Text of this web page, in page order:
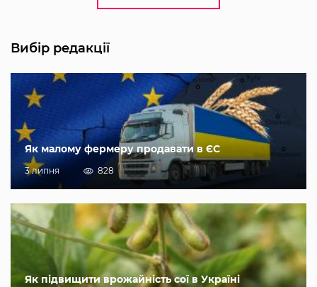
Вибір редакції
Як малому фермеру продавати в ЄС
3 липня 828
Як підвищити врожайність сої в Україні